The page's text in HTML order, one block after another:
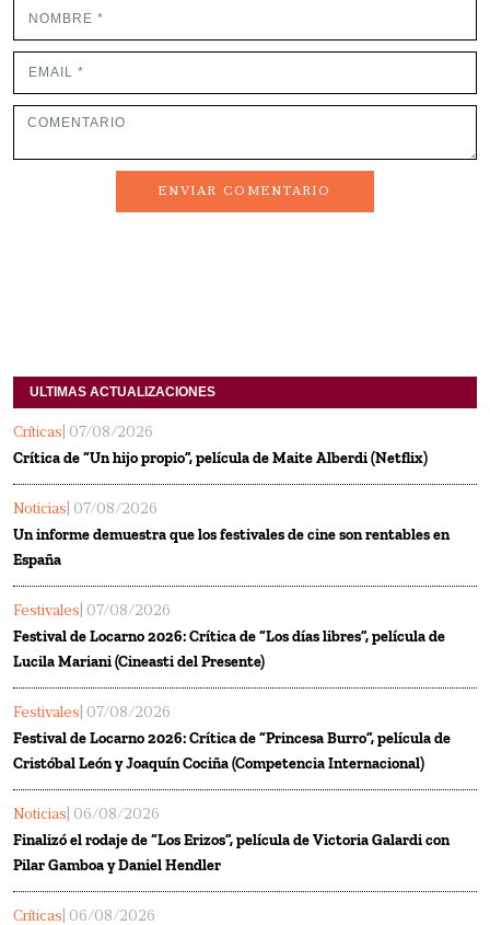
ENVIAR COMENTARIO
ULTIMAS ACTUALIZACIONES
Críticas | 07/08/2026
Crítica de “Un hijo propio”, película de Maite Alberdi (Netflix)
Noticias | 07/08/2026
Un informe demuestra que los festivales de cine son rentables en
España
Festivales | 07/08/2026
Festival de Locarno 2026: Crítica de “Los días libres”, película de
Lucila Mariani (Cineasti del Presente)
Festivales | 07/08/2026
Festival de Locarno 2026: Crítica de “Princesa Burro”, película de
Cristóbal León y Joaquín Cociña (Competencia Internacional)
Noticias | 06/08/2026
Finalizó el rodaje de “Los Erizos”, película de Victoria Galardi con
Pilar Gamboa y Daniel Hendler
Críticas | 06/08/2026